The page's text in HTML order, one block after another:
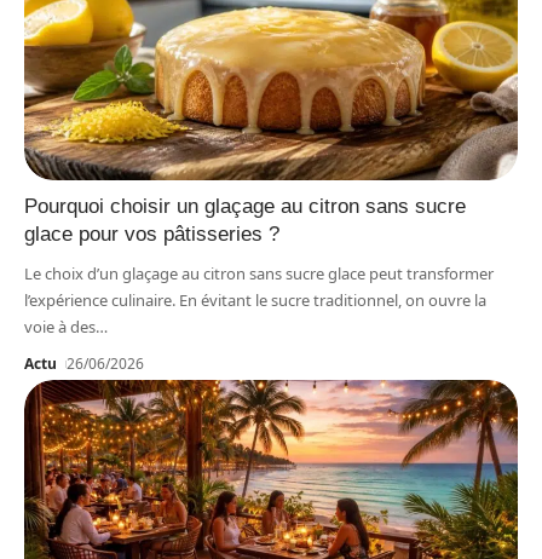
Pourquoi choisir un glaçage au citron sans sucre
glace pour vos pâtisseries ?
Le choix d’un glaçage au citron sans sucre glace peut transformer
l’expérience culinaire. En évitant le sucre traditionnel, on ouvre la
voie à des…
Actu 26/06/2026